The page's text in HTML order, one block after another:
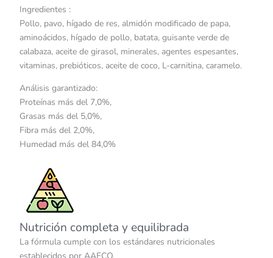
Ingredientes :
Pollo, pavo, hígado de res, almidón modificado de papa,
aminoácidos, hígado de pollo, batata, guisante verde de
calabaza, aceite de girasol, minerales, agentes espesantes,
vitaminas, prebióticos, aceite de coco, L-carnitina, caramelo.
Análisis garantizado:
Proteínas más del 7,0%,
Grasas más del 5,0%,
Fibra más del 2,0%,
Humedad más del 84,0%
Nutrición completa y equilibrada
La fórmula cumple con los estándares nutricionales